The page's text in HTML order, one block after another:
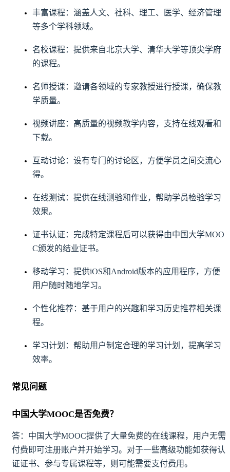
丰富课程：涵盖人文、社科、理工、医学、经济管理
等多个学科领域。
名校课程：提供来自北京大学、清华大学等顶尖学府
的课程。
名师授课：邀请各领域的专家教授进行授课，确保教
学质量。
视频讲座：高质量的视频教学内容，支持在线观看和
下载。
互动讨论：设有专门的讨论区，方便学员之间交流心
得。
在线测试：提供在线测验和作业，帮助学员检验学习
效果。
证书认证：完成特定课程后可以获得由中国大学MOO
C颁发的结业证书。
移动学习：提供iOS和Android版本的应用程序，方便
用户随时随地学习。
个性化推荐：基于用户的兴趣和学习历史推荐相关课
程。
学习计划：帮助用户制定合理的学习计划，提高学习
效率。
常见问题
中国大学MOOC是否免费？
答：中国大学MOOC提供了大量免费的在线课程，用户无需
付费即可注册账户并开始学习。对于一些高级功能如获得认
证证书、参与专属课程等，则可能需要支付费用。